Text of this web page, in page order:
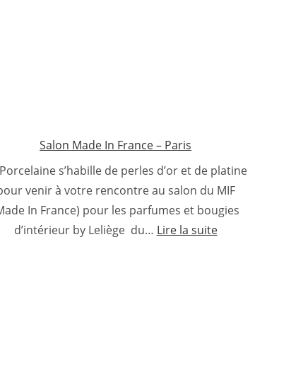
Salon Made In France – Paris
s’habille de perles d’or et de platine
venir à votre rencontre au salon du MIF
In France) pour les parfumes et bougies
d’intérieur by Leliège du… Lire la suite: